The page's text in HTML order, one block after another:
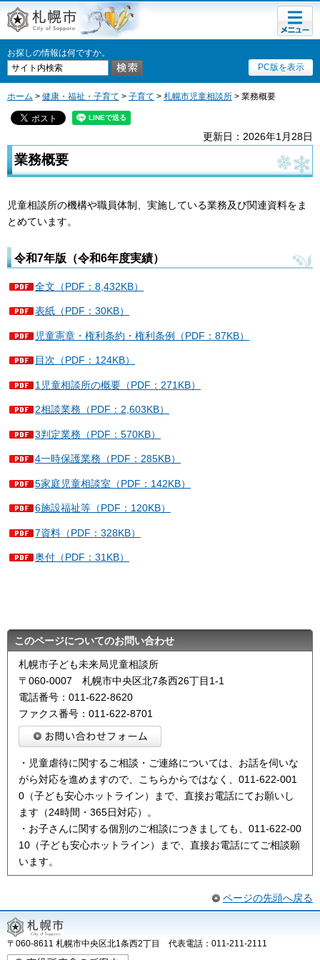
札幌市
お探しの情報は何ですか。
PC版を表示
メニュ
ー
ホーム > 健康・福祉・子育て > 子育て > 札幌市児童相談所 > 業務概要
更新日：2026年1月28日
業務概要
児童相談所の機構や職員体制、実施している業務及び関連資料をま
とめています。
令和7年版（令和6年度実績）
全文（PDF：8,432KB）
表紙（PDF：30KB）
児童憲章・権利条約・権利条例（PDF：87KB）
目次（PDF：124KB）
1児童相談所の概要（PDF：271KB）
2相談業務（PDF：2,603KB）
3判定業務（PDF：570KB）
4一時保護業務（PDF：285KB）
5家庭児童相談室（PDF：142KB）
6施設福祉等（PDF：120KB）
7資料（PDF：328KB）
奥付（PDF：31KB）
このページについてのお問い合わせ
札幌市子ども未来局児童相談所
〒060-0007 札幌市中央区北7条西26丁目1-1
電話番号：011-622-8620
ファクス番号：011-622-8701
・児童虐待に関するご相談・ご連絡については、お話を伺いな
がら対応を進めますので、こちらからではなく、011-622-001
0（子ども安心ホットライン）まで、直接お電話にてお願いし
ます（24時間・365日対応）。
・お子さんに関する個別のご相談につきましても、011-622-00
10（子ども安心ホットライン）まで、直接お電話にてご相談願
います。
ページの先頭へ戻る
〒060-8611 札幌市中央区北1条西2丁目 代表電話：011-211-2111